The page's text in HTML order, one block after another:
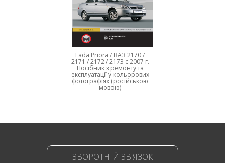
Lada Priora / ВАЗ 2170 /
2171 / 2172 / 2173 с 2007 г.
Посібник з ремонту та
експлуатації у кольорових
фотографіях (російською
мовою)
ЗВОРОТНІЙ ЗВ'ЯЗОК